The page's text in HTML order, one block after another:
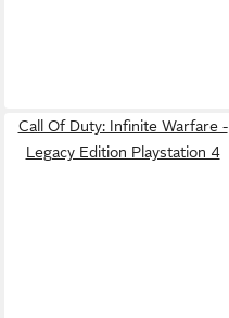
Call Of Duty: Infinite Warfare -
Legacy Edition Playstation 4